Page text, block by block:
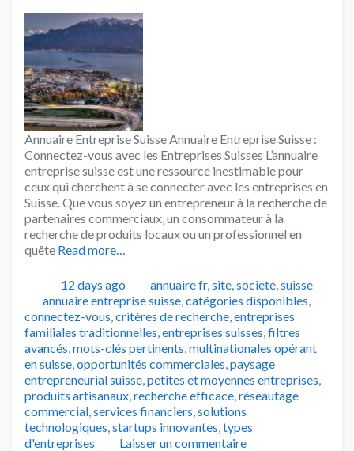
Annuaire Entreprise Suisse Annuaire Entreprise Suisse :
Connectez-vous avec les Entreprises Suisses L’annuaire
entreprise suisse est une ressource inestimable pour
ceux qui cherchent à se connecter avec les entreprises en
Suisse. Que vous soyez un entrepreneur à la recherche de
partenaires commerciaux, un consommateur à la
recherche de produits locaux ou un professionnel en
quête Read more…
Publié12 days ago Catégories
annuaire fr,site,societe,suisse
Tags
annuaire entreprise suisse,catégories disponibles,
connectez-vous,critères de recherche,entreprises
familiales traditionnelles,entreprises suisses,filtres
avancés,mots-clés pertinents,multinationales opérant
en suisse,opportunités commerciales,paysage
entrepreneurial suisse,petites et moyennes entreprises,
produits artisanaux,recherche efficace,réseautage
commercial,services financiers,solutions
technologiques,startups innovantes,types
d'entreprises
Laisser un commentaire